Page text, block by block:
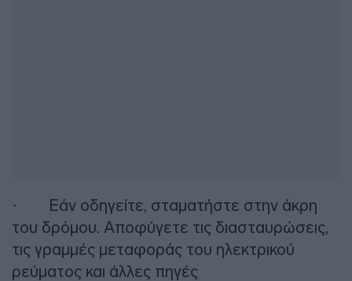
· Εάν οδηγείτε, σταματήστε στην άκρη
του δρόμου. Αποφύγετε τις διασταυρώσεις,
τις γραμμές μεταφοράς του ηλεκτρικού
ρεύματος και άλλες πηγές